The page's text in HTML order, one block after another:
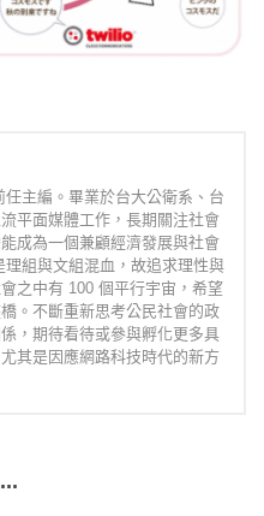
任主編。畢業於台大公衛系、台
平面媒體工作，長期關注社會
成為一個兼顧經濟發展與社會
理組與文組混血，故追求理性與
之中有 100 個平行宇宙，希望
。不斷重新思考公民社會的政
，期待看待或參與孵化更多具
其是因應網路科技時代的新方